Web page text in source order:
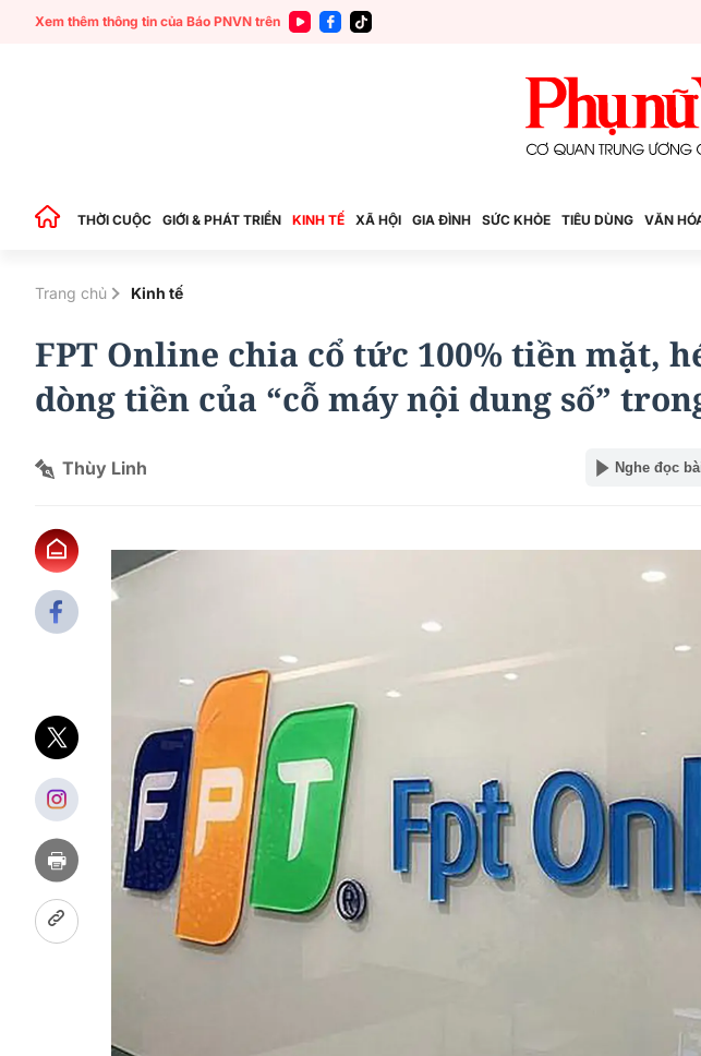
Xem thêm thông tin của Báo PNVN trên
THỜI CUỘC GIỚI & PHÁT TRIỂN KINH TẾ XÃ HỘI GIA ĐÌNH SỨC KHỎE TIÊU DÙNG VĂN
Trang chủ Kinh tế
FPT Online chia cổ tức 100% tiền mặt,
dòng tiền của “cỗ máy nội dung số”
Thùy Linh Nghe đọc